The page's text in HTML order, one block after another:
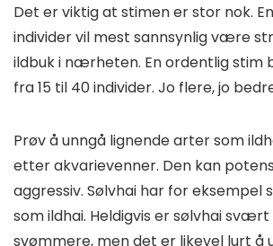
Det er viktig at stimen er stor nok.
individer vil mest sannsynlig være
ildbuk i nærheten. En ordentlig
fra 15 til 40 individer. Jo flere, jo
Prøv å unngå lignende arter som
etter akvarievenner. Den kan
aggressiv. Sølvhai har for eksempel
som ildhai. Heldigvis er sølvhai
svømmere, men det er likevel lurt å